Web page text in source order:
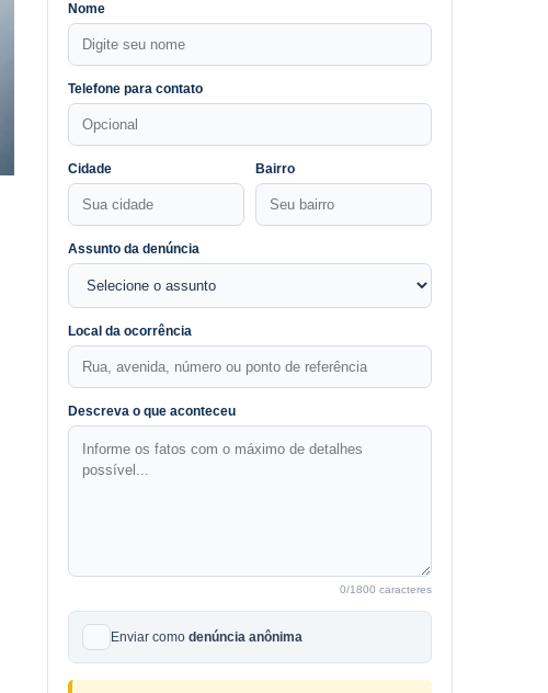
Nome
Telefone para contato
Cidade Bairro
Assunto da denúncia
Local da ocorrência
Descreva o que aconteceu
0/1800 caracteres
Enviar como denúncia anônima